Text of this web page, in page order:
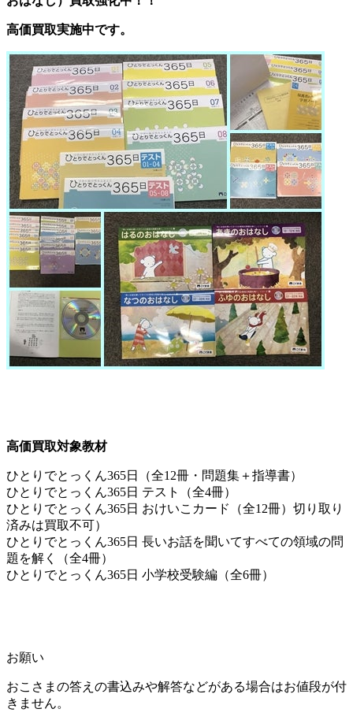
高価買取実施中です。
高価買取対象教材
ひとりでとっくん365日（全12冊・問題集＋指導書）
ひとりでとっくん365日 テスト（全4冊）
ひとりでとっくん365日 おけいこカード（全12冊）切り取り
済みは買取不可）
ひとりでとっくん365日 長いお話を聞いてすべての領域の問
題を解く（全4冊）
ひとりでとっくん365日 小学校受験編（全6冊）
お願い
おこさまの答えの書込みや解答などがある場合はお値段が付
きません。